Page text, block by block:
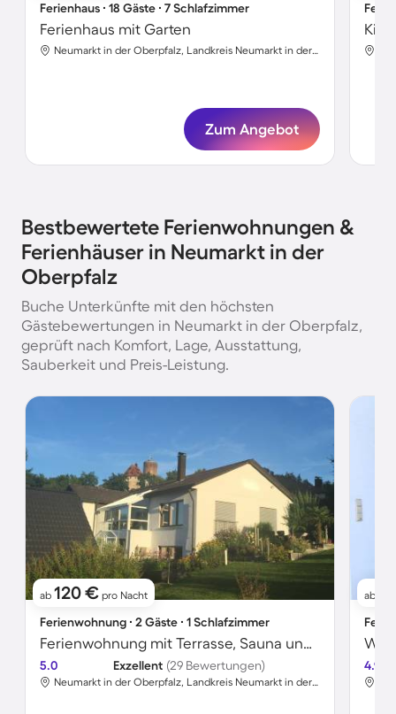
Ferienhaus ∙ 18 Gäste ∙ 7 Schlafzimmer
Ferienhaus mit Garten
Neumarkt in der Oberpfalz, Landkreis Neumarkt in der Oberpfalz, Deutschland
Zum Angebot
Bestbewertete Ferienwohnungen &
Ferienhäuser in Neumarkt in der
Oberpfalz
Buche Unterkünfte mit den höchsten
Gästebewertungen in Neumarkt in der Oberpfalz,
geprüft nach Komfort, Lage, Ausstattung,
Sauberkeit und Preis-Leistung.
ab 120 € pro Nacht
Ferienwohnung ∙ 2 Gäste ∙ 1 Schlafzimmer
Ferienwohnung mit Terrasse, Sauna und Garten | Ideal für Homeoffice
5.0 Exzellent (29 Bewertungen)
Neumarkt in der Oberpfalz, Landkreis Neumarkt in der Oberpfalz, Deutschland
ab
4.9